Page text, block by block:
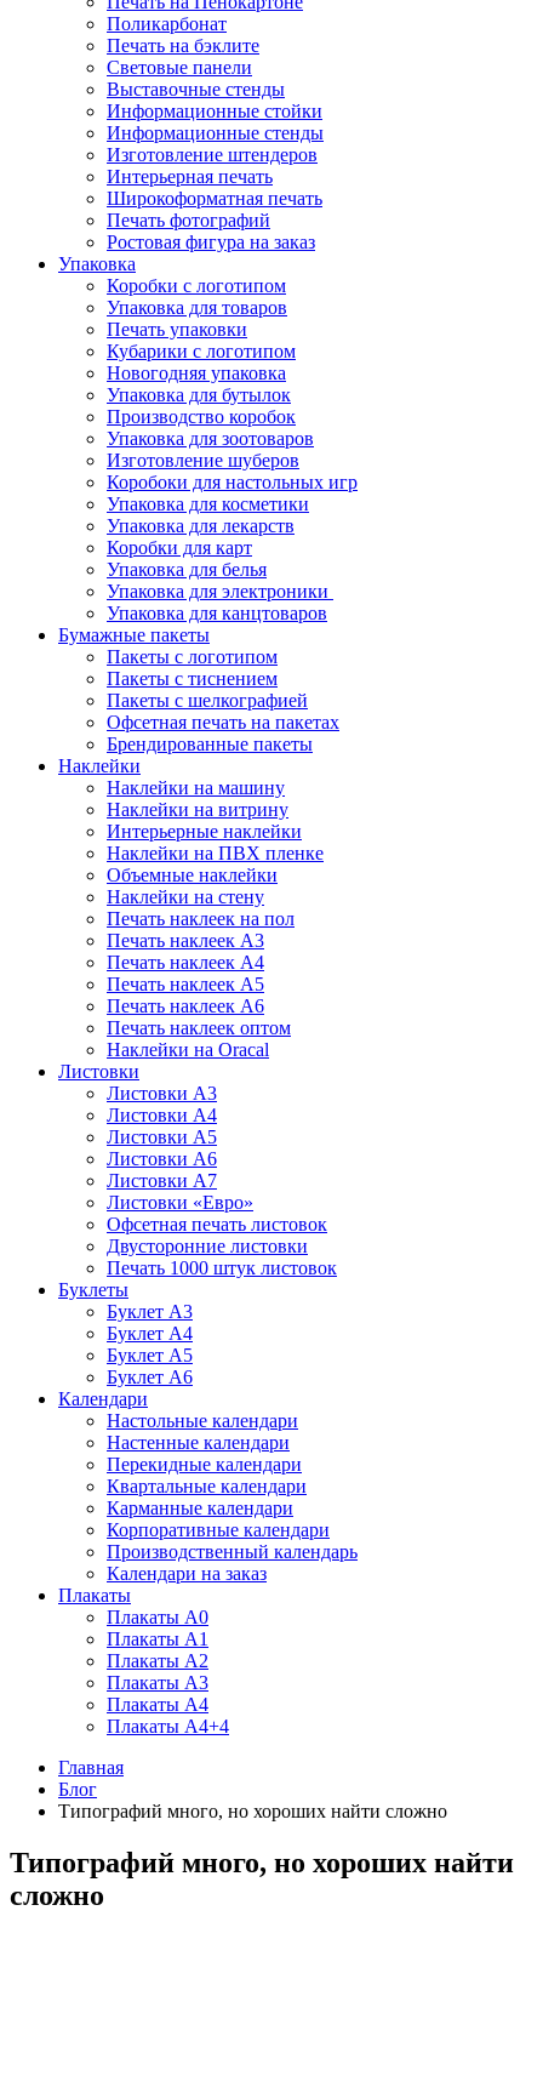
Поликарбонат
Печать на бэклите
Световые панели
Выставочные стенды
Информационные стойки
Информационные стенды
Изготовление штендеров
Интерьерная печать
Широкоформатная печать
Печать фотографий
Ростовая фигура на заказ
Упаковка
Коробки с логотипом
Упаковка для товаров
Печать упаковки
Кубарики с логотипом
Новогодняя упаковка
Упаковка для бутылок
Производство коробок
Упаковка для зоотоваров
Изготовление шуберов
Коробоки для настольных игр
Упаковка для косметики
Упаковка для лекарств
Коробки для карт
Упаковка для белья
Упаковка для электроники
Упаковка для канцтоваров
Бумажные пакеты
Пакеты с логотипом
Пакеты с тиснением
Пакеты с шелкографией
Офсетная печать на пакетах
Брендированные пакеты
Наклейки
Наклейки на машину
Наклейки на витрину
Интерьерные наклейки
Наклейки на ПВХ пленке
Объемные наклейки
Наклейки на стену
Печать наклеек на пол
Печать наклеек А3
Печать наклеек А4
Печать наклеек А5
Печать наклеек А6
Печать наклеек оптом
Наклейки на Oracal
Листовки
Листовки А3
Листовки А4
Листовки А5
Листовки А6
Листовки А7
Листовки «Евро»
Офсетная печать листовок
Двусторонние листовки
Печать 1000 штук листовок
Буклеты
Буклет А3
Буклет А4
Буклет А5
Буклет А6
Календари
Настольные календари
Настенные календари
Перекидные календари
Квартальные календари
Карманные календари
Корпоративные календари
Производственный календарь
Календари на заказ
Плакаты
Плакаты А0
Плакаты А1
Плакаты А2
Плакаты А3
Плакаты А4
Плакаты А4+4
Главная
Блог
Типографий много, но хороших найти сложно
Типографий много, но хороших найти
сложно